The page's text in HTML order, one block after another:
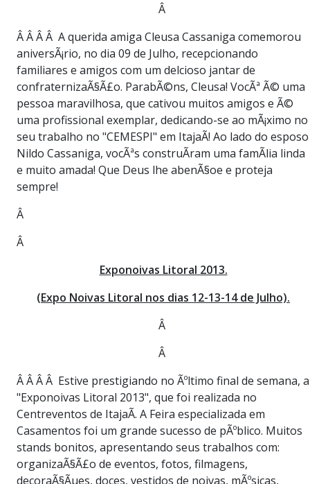
Â
Â Â Â Â A querida amiga Cleusa Cassaniga comemorou
aniversÃ¡rio, no dia 09 de Julho, recepcionando
familiares e amigos com um delcioso jantar de
confraternizaÃ§Ã£o. ParabÃ©ns, Cleusa! VocÃª Ã© uma
pessoa maravilhosa, que cativou muitos amigos e Ã©
uma profissional exemplar, dedicando-se ao mÃ¡ximo no
seu trabalho no "CEMESPI" em ItajaÃ­! Ao lado do esposo
Nildo Cassaniga, vocÃªs construÃ­ram uma famÃ­lia linda
e muito amada! Que Deus lhe abenÃ§oe e proteja
sempre!
Â
Â
Exponoivas Litoral 2013.
(Expo Noivas Litoral nos dias 12-13-14 de Julho).
Â
Â
Â Â Â Â Estive prestigiando no Ãºltimo final de semana, a
"Exponoivas Litoral 2013", que foi realizada no
Centreventos de ItajaÃ­. A Feira especializada em
Casamentos foi um grande sucesso de pÃºblico. Muitos
stands bonitos, apresentando seus trabalhos com:
organizaÃ§Ã£o de eventos, fotos, filmagens,
decoraÃ§Ãµes, doces, vestidos de noivas, mÃºsicas,